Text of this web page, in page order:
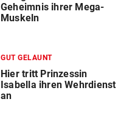
Geheimnis ihrer Mega-
Muskeln
GUT GELAUNT
Hier tritt Prinzessin
Isabella ihren Wehrdienst
an